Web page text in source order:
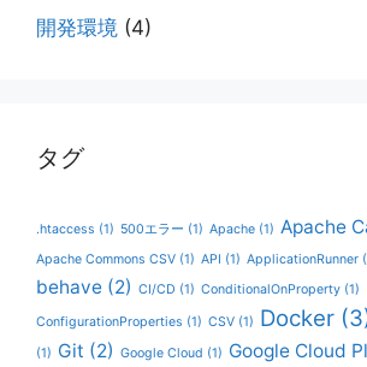
開発環境 (4)
タグ
.htaccess (1) 500エラー (1) Apache (1) Apache
Apache Commons CSV (1) API (1) ApplicationRunner
behave (2) CI/CD (1) ConditionalOnProperty (1)
ConfigurationProperties (1) CSV (1) Docker
(1) Git (2) Google Cloud (1) Google Cloud